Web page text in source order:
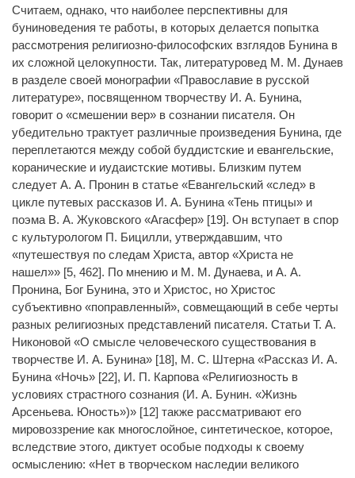
Считаем, однако, что наиболее перспективны для
буниноведения те работы, в которых делается попытка
рассмотрения религиозно-философских взглядов Бунина в
их сложной целокупности. Так, литературовед М. М. Дунаев
в разделе своей монографии «Православие в русской
литературе», посвященном творчеству И. А. Бунина,
говорит о «смешении вер» в сознании писателя. Он
убедительно трактует различные произведения Бунина, где
переплетаются между собой буддистские и евангельские,
коранические и иудаистские мотивы. Близким путем
следует А. А. Пронин в статье «Евангельский «след» в
цикле путевых рассказов И. А. Бунина «Тень птицы» и
поэма В. А. Жуковского «Агасфер» [19]. Он вступает в спор
с культурологом П. Бицилли, утверждавшим, что
«путешествуя по следам Христа, автор «Христа не
нашел»» [5, 462]. По мнению и М. М. Дунаева, и А. А.
Пронина, Бог Бунина, это и Христос, но Христос
субъективно «поправленный», совмещающий в себе черты
разных религиозных представлений писателя. Статьи Т. А.
Никоновой «О смысле человеческого существования в
творчестве И. А. Бунина» [18], М. С. Штерна «Рассказ И. А.
Бунина «Ночь» [22], И. П. Карпова «Религиозность в
условиях страстного сознания (И. А. Бунин. «Жизнь
Арсеньева. Юность»)» [12] также рассматривают его
мировоззрение как многослойное, синтетическое, которое,
вследствие этого, диктует особые подходы к своему
осмыслению: «Нет в творческом наследии великого